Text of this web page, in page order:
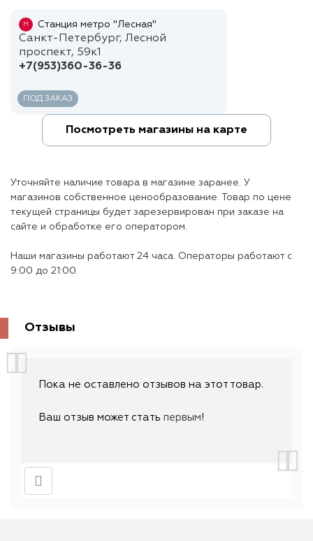
М Станция метро "Лесная"
Санкт-Петербург, Лесной
проспект, 59к1
+7(953)360-36-36
ПОД ЗАКАЗ
Посмотреть магазины на карте
Уточняйте наличие товара в магазине заранее. У
магазинов собственное ценообразование. Товар по цене
текущей страницы будет зарезервирован при заказе на
сайте и обработке его оператором.
Наши магазины работают 24 часа. Операторы работают с
9:00 до 21:00.
Отзывы
Пока не оставлено отзывов на этот товар.
Ваш отзыв может стать первым!